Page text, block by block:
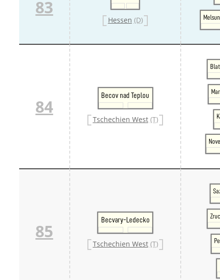
83
Hessen (D)
84
Becov nad Teplou
Tschechien West (T)
85
Becvary-Ledecko
Tschechien West (T)